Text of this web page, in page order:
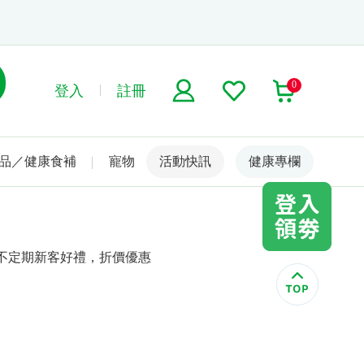
登入 註冊 0
／健康食補 寵物 名人嚴選
活動快訊 健康專欄
定期新客好禮，折價優惠